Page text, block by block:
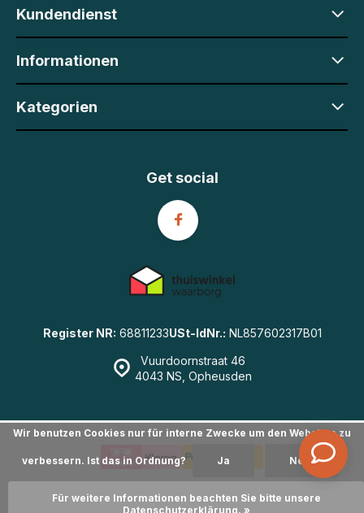
Kundendienst
Informationen
Kategorien
Vuurdoornstraat 46
4043 NS, Opheusden
Register NR: 68811233USt-IdNr.: NL857602317B01
Get social
Wir benutzen Cookies nur für interne Zwecke um den Webshop zu
verbessern. Ist das in Ordnung? Ja Nein
Für weitere Informationen beachten Sie bitte unsere
Datenschutzerklärung. »